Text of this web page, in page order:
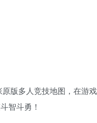
版多人竞技地图，在游
智斗勇！